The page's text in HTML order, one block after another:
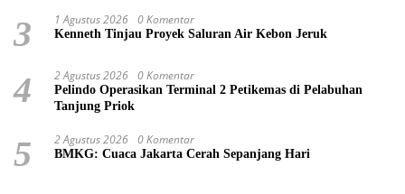
3 1 Agustus 2026 0 Komentar
Kenneth Tinjau Proyek Saluran Air Kebon Jeruk
4 2 Agustus 2026 0 Komentar
Pelindo Operasikan Terminal 2 Petikemas di Pelabuhan
Tanjung Priok
5 2 Agustus 2026 0 Komentar
BMKG: Cuaca Jakarta Cerah Sepanjang Hari